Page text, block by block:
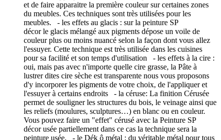
et de faire apparaitre la première couleur sur certaines zones
du meubles. Ces techniques sont très utilisées pour les
meubles. - les effets au glacis : sur la peinture SP
décor le glacis mélangé aux pigments dépose un voile de
couleur plus ou moins nuancé selon la façon dont vous allez
l'essuyer. Cette technique est très utilisée dans les cuisines
pour sa facilité et son temps d'utilisation - les effets à la cire :
oui, mais pas avec n'importe quelle cire grasse, la Pâte à
lustrer dites cire sèche est transparente nous vous proposons
d'y incorporer les pigments de votre choix, de l'appliquer et
l'essuyer à certains endroits - la céruse: La finition Cérusée
permet de souligner les structures du bois, le veinage ainsi que
les reliefs (moulures, sculptures…) en blanc ou en couleur.
Vous pouvez faire un "effet" cérusé avec la Peinture SP
décor usée partiellement dans ce cas la technique sera la
peinture usée. - le Dék ô métal : du véritable métal pour tous